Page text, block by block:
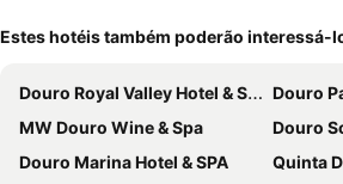
Estes hotéis também poderão interessá-
Douro Royal Valley Hotel & Spa
Douro
MW Douro Wine & Spa
Douro
Douro Marina Hotel & SPA
Quinta De